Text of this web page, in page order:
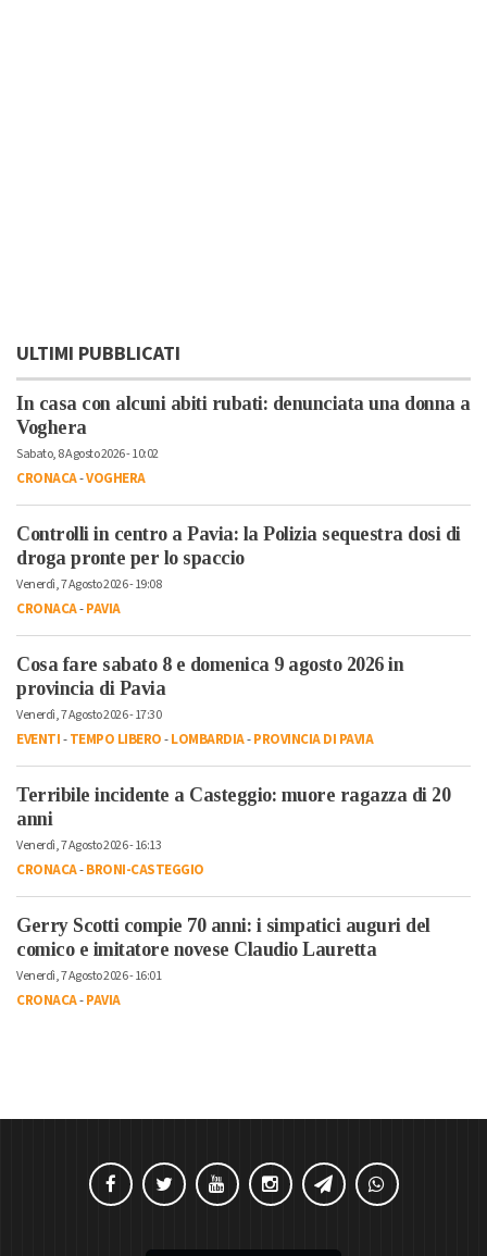
ULTIMI PUBBLICATI
In casa con alcuni abiti rubati: denunciata una donna a
Voghera
Sabato, 8 Agosto 2026 - 10:02
CRONACA-VOGHERA
Controlli in centro a Pavia: la Polizia sequestra dosi di
droga pronte per lo spaccio
Venerdì, 7 Agosto 2026 - 19:08
CRONACA-PAVIA
Cosa fare sabato 8 e domenica 9 agosto 2026 in
provincia di Pavia
Venerdì, 7 Agosto 2026 - 17:30
EVENTI-TEMPO LIBERO-LOMBARDIA-PROVINCIA DI PAVIA
Terribile incidente a Casteggio: muore ragazza di 20
anni
Venerdì, 7 Agosto 2026 - 16:13
CRONACA-BRONI-CASTEGGIO
Gerry Scotti compie 70 anni: i simpatici auguri del
comico e imitatore novese Claudio Lauretta
Venerdì, 7 Agosto 2026 - 16:01
CRONACA-PAVIA